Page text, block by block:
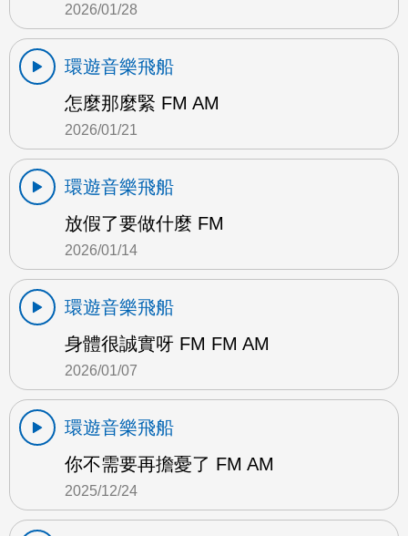
2026/01/28
環遊音樂飛船
怎麼那麼緊 FM AM
2026/01/21
環遊音樂飛船
放假了要做什麼 FM
2026/01/14
環遊音樂飛船
身體很誠實呀 FM FM AM
2026/01/07
環遊音樂飛船
你不需要再擔憂了 FM AM
2025/12/24